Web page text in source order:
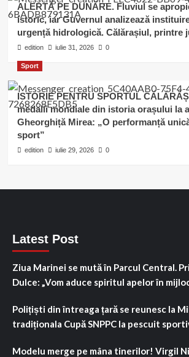
ALERTĂ PE DUNĂRE. Fluviul se
istoric, iar Guvernul analizează
urgență hidrologică. Călărașiul, printre
edition iulie 31, 2026 0
Sport
ISTORIE PENTRU SPORTUL
medalii mondiale din istoria orașului la
Gheorghiță Mirea: „O performanță
sport”
edition iulie 29, 2026 0
Latest Post
Ziua Marinei se mută în Parcul Central.
Dulce: „Vom aduce spiritul apelor în
Polițiști din întreaga țară se reunesc la
tradiționala Cupă SNPPC la pescuit
Modelu merge pe mâna tinerilor! Virgil